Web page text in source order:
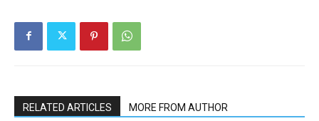
RELATED ARTICLES MORE FROM AUTHOR